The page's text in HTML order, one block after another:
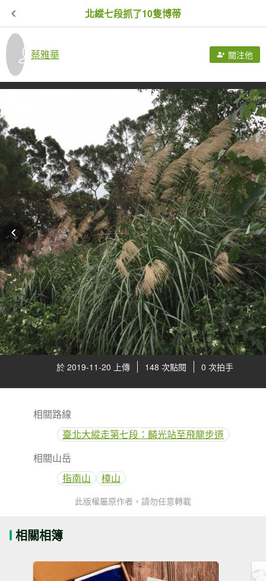
北縱七段抓了10隻博蒂
蔡雅華 關注他
於 2019-11-20 上傳 148 次點閱 0 次拍手
相關路線
臺北大縱走第七段：麟光站至飛龍步道
相關山岳
指南山
樟山
此版權屬原作者，請勿任意轉載
相關相簿